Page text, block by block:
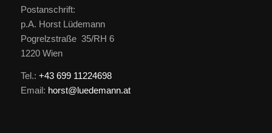
Postanschrift:
p.A. Horst Lüdemann
Pogrelzstraße 35/RH 6
1220 Wien
Tel.: +43 699 11224698
Email: horst@luedemann.at